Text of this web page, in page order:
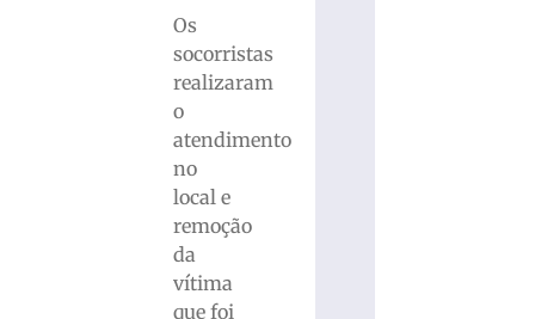
Os
socorristas
realizaram
o
atendimento
no
local e
remoção
da
vítima
que foi